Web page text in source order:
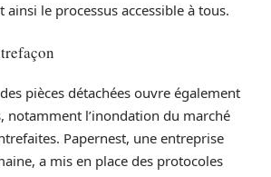
le processus accessible à tous.
pièces détachées ouvre également
notamment l’inondation du marché
Papernest, une entreprise
a mis en place des protocoles